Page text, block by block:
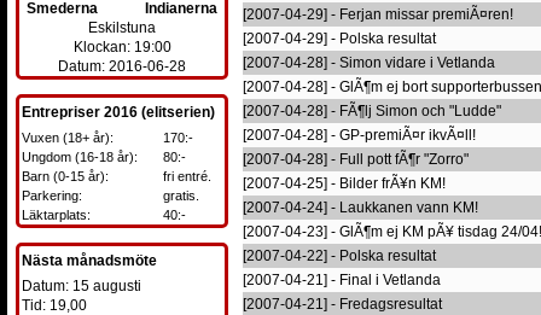
Smederna Indianerna
Eskilstuna
Klockan: 19:00
Datum: 2016-06-28
Entrepriser 2016 (elitserien)
Vuxen (18+ år):
170:-
Ungdom (16-18 år):
80:-
Barn (0-15 år):
fri entré.
Parkering:
gratis.
Läktarplats:
40:-
Nästa månadsmöte
Datum: 15 augusti
Tid: 19,00
[2007-04-29] - Ferjan missar premiÃ¤ren!
[2007-04-29] - Polska resultat
[2007-04-28] - Simon vidare i Vetlanda
[2007-04-28] - GlÃ¶m ej bort
[2007-04-28] - FÃ¶lj Simon och "Ludde"
[2007-04-28] - GP-premiÃ¤r ikvÃ¤ll!
[2007-04-28] - Full pott fÃ¶r "Zorro"
[2007-04-25] - Bilder frÃ¥n KM!
[2007-04-24] - Laukkanen vann KM!
[2007-04-23] - GlÃ¶m ej KM pÃ¥ tisdag 24/04!
[2007-04-22] - Polska resultat
[2007-04-21] - Final i Vetlanda
[2007-04-21] - Fredagsresultat